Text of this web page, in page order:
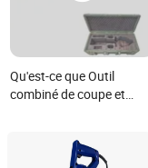
Qu'est-ce que Outil
combiné de coupe et
sauvetage à batterie
Yuhuan Shenniu